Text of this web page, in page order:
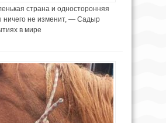
страна и односторонняя
ничего не изменит, — Садыр
в мире